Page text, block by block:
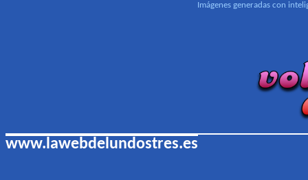
Imágenes generadas con
www.lawebdelundostres.es